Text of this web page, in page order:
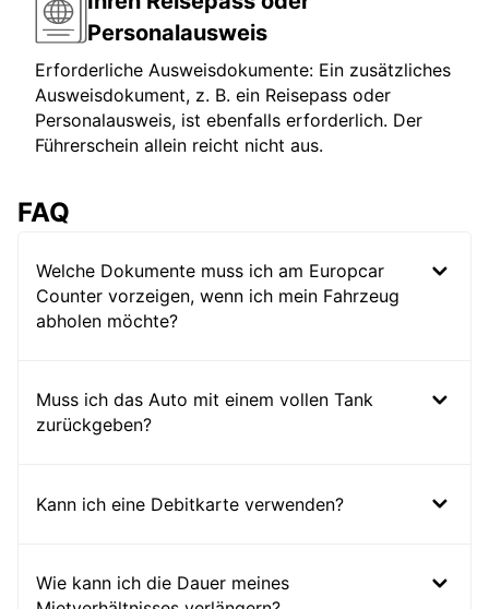
Personalausweis
Erforderliche Ausweisdokumente: Ein zusätzliches
Ausweisdokument, z. B. ein Reisepass oder
Personalausweis, ist ebenfalls erforderlich. Der
Führerschein allein reicht nicht aus.
FAQ
Welche Dokumente muss ich am Europcar
Counter vorzeigen, wenn ich mein Fahrzeug
abholen möchte?
Muss ich das Auto mit einem vollen Tank
zurückgeben?
Kann ich eine Debitkarte verwenden?
Wie kann ich die Dauer meines